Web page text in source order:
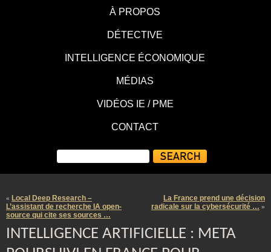
À PROPOS
DÉTECTIVE
INTELLIGENCE ÉCONOMIQUE
MÉDIAS
VIDÉOS IE / PME
CONTACT
« Local Deep Research –
L’assistant de recherche IA open-
source qui cite ses sources …
La France prend une décision
radicale sur la cybersécurité … »
INTELLIGENCE ARTIFICIELLE : META